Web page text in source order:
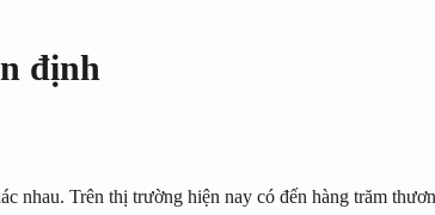
định
Trên thị trường hiện nay có đến hàng trăm